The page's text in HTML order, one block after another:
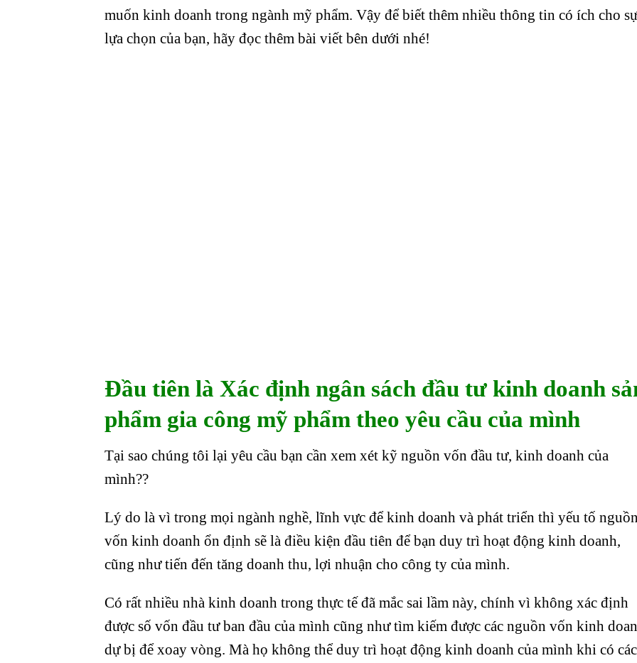
muốn kinh doanh trong ngành mỹ phẩm. Vậy để biết thêm nhiều thông tin có ích cho sự
lựa chọn của bạn, hãy đọc thêm bài viết bên dưới nhé!
Đầu tiên là Xác định ngân sách đầu tư kinh doanh
phẩm gia công mỹ phẩm theo yêu cầu của mình
Tại sao chúng tôi lại yêu cầu bạn cần xem xét kỹ nguồn vốn đầu tư, kinh doanh của
mình??
Lý do là vì trong mọi ngành nghề, lĩnh vực để kinh doanh và phát triển thì yếu tố nguồn
vốn kinh doanh ổn định sẽ là điều kiện đầu tiên để bạn duy trì hoạt động kinh doanh,
cũng như tiến đến tăng doanh thu, lợi nhuận cho công ty của mình.
Có rất nhiều nhà kinh doanh trong thực tế đã mắc sai lầm này, chính vì không xác định
được số vốn đầu tư ban đầu của mình cũng như tìm kiếm được các nguồn vốn kinh
dự bị để xoay vòng. Mà họ không thể duy trì hoạt động kinh doanh của mình khi có các